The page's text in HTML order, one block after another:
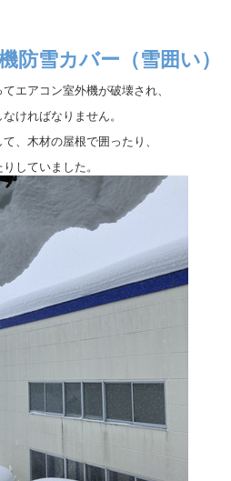
防雪カバー（雪囲い）
エアコン室外機が破壊され、
ければなりません。
、木材の屋根で囲ったり、
していました。